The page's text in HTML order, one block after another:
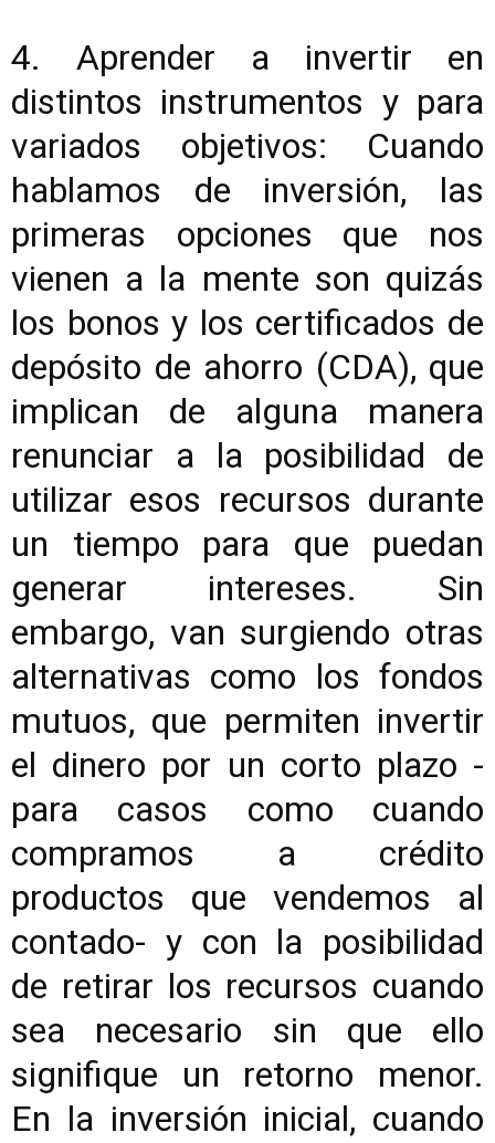
4. Aprender a invertir en
distintos instrumentos y para
variados objetivos: Cuando
hablamos de inversión, las
primeras opciones que nos
vienen a la mente son quizás
los bonos y los certificados de
depósito de ahorro (CDA), que
implican de alguna manera
renunciar a la posibilidad de
utilizar esos recursos durante
un tiempo para que puedan
generar intereses. Sin
embargo, van surgiendo otras
alternativas como los fondos
mutuos, que permiten invertir
el dinero por un corto plazo -
para casos como cuando
compramos a crédito
productos que vendemos al
contado- y con la posibilidad
de retirar los recursos cuando
sea necesario sin que ello
signifique un retorno menor.
En la inversión inicial, cuando